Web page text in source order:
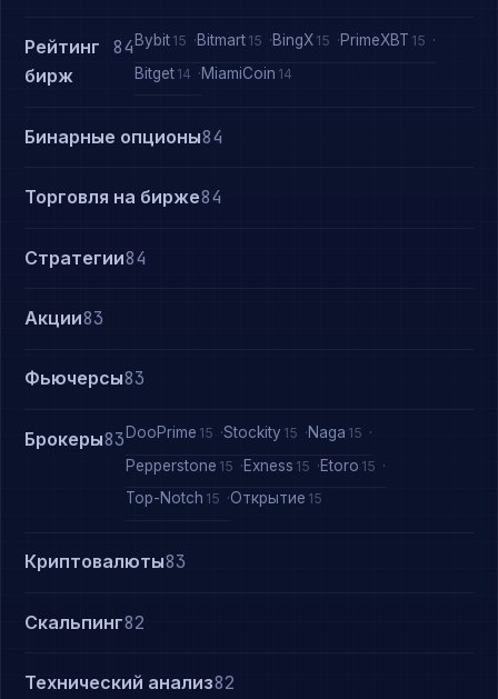
Рейтинг
бирж
84 Bybit 15 Bitmart 15 BingX 15 PrimeXBT 15
Bitget 14 MiamiCoin 14
Бинарные опционы84
Торговля на бирже84
Стратегии84
Акции83
Фьючерсы83
Брокеры83 DooPrime 15 Stockity 15 Naga 15
Pepperstone 15 Exness 15 Etoro 15
Top-Notch 15 Открытие 15
Криптовалюты83
Скальпинг82
Технический анализ82